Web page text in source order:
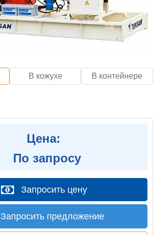
В кожухе В контейнере
Цена:
По запросу
Запросить цену
Запросить предложение